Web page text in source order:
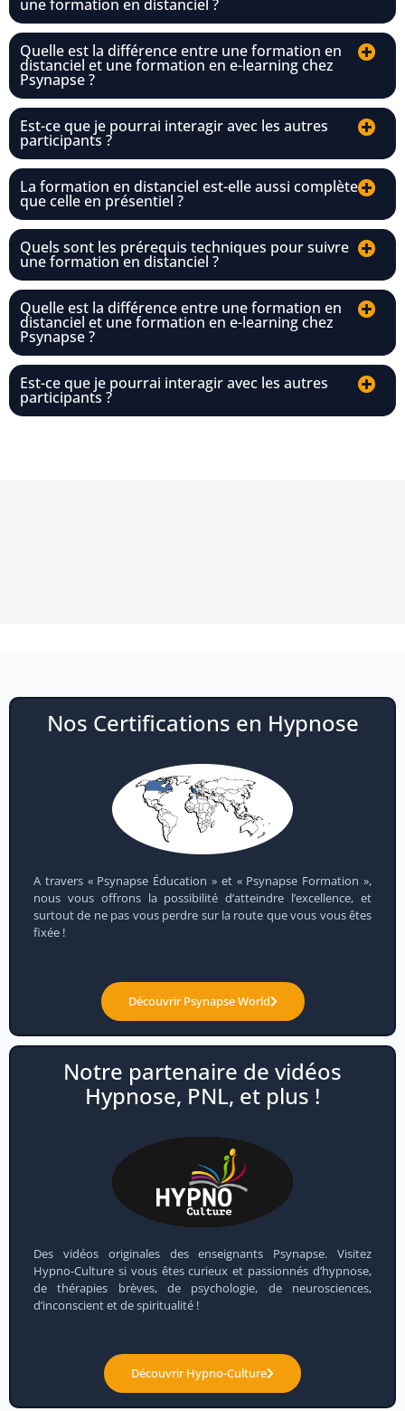
une formation en distanciel ?
Quelle est la différence entre une formation en
distanciel et une formation en e-learning chez
Psynapse ?
Est-ce que je pourrai interagir avec les autres
participants ?
La formation en distanciel est-elle aussi complète
que celle en présentiel ?
Quels sont les prérequis techniques pour suivre
une formation en distanciel ?
Quelle est la différence entre une formation en
distanciel et une formation en e-learning chez
Psynapse ?
Est-ce que je pourrai interagir avec les autres
participants ?
Nos Certifications en Hypnose
A travers « Psynapse Éducation » et « Psynapse Formation »,
nous vous offrons la possibilité d’atteindre l’excellence, et
surtout de ne pas vous perdre sur la route que vous vous êtes
fixée !
Découvrir Psynapse World
Notre partenaire de vidéos
Hypnose, PNL, et plus !
Des vidéos originales des enseignants Psynapse. Visitez
Hypno-Culture si vous êtes curieux et passionnés d’hypnose,
de thérapies brèves, de psychologie, de neurosciences,
d’inconscient et de spiritualité !
Découvrir Hypno-Culture